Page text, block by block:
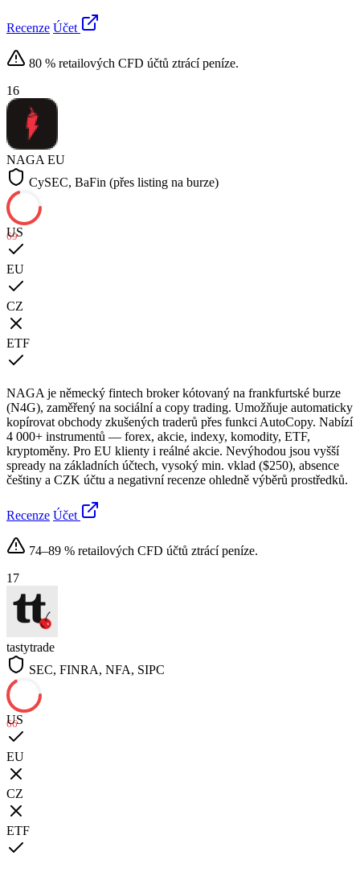
Recenze Účet
80 % retailových CFD účtů ztrácí peníze.
16
NAGA EU
CySEC, BaFin (přes listing na burze)
69
US
EU
CZ
ETF
NAGA je německý fintech broker kótovaný na frankfurtské burze
(N4G), zaměřený na sociální a copy trading. Umožňuje automaticky
kopírovat obchody zkušených traderů přes funkci AutoCopy. Nabízí
4 000+ instrumentů — forex, akcie, indexy, komodity, ETF,
kryptoměny. Pro EU klienty i reálné akcie. Nevýhodou jsou vyšší
spready na základních účtech, vysoký min. vklad ($250), absence
češtiny a CZK účtu a negativní recenze ohledně výběrů prostředků.
Recenze Účet
74–89 % retailových CFD účtů ztrácí peníze.
17
tastytrade
SEC, FINRA, NFA, SIPC
66
US
EU
CZ
ETF